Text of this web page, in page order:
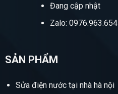
Đang cập nhật
Zalo: 0976.963.654
SẢN PHẨM
Sửa điện nước tại nhà hà nội